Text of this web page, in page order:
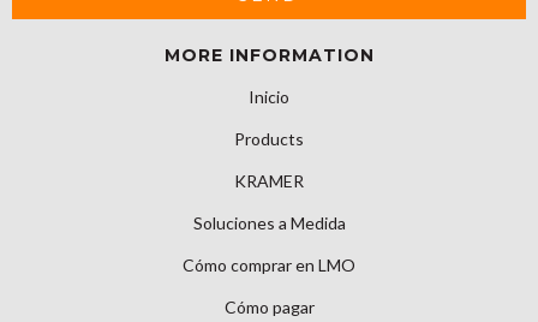
MORE INFORMATION
Inicio
Products
KRAMER
Soluciones a Medida
Cómo comprar en LMO
Cómo pagar